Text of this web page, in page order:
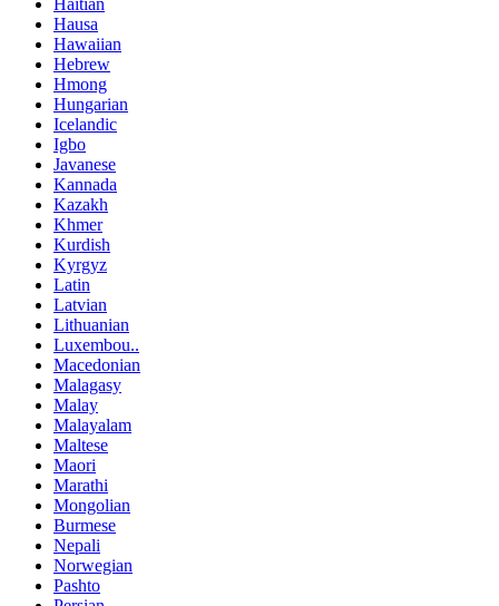
Haitian
Hausa
Hawaiian
Hebrew
Hmong
Hungarian
Icelandic
Igbo
Javanese
Kannada
Kazakh
Khmer
Kurdish
Kyrgyz
Latin
Latvian
Lithuanian
Luxembou..
Macedonian
Malagasy
Malay
Malayalam
Maltese
Maori
Marathi
Mongolian
Burmese
Nepali
Norwegian
Pashto